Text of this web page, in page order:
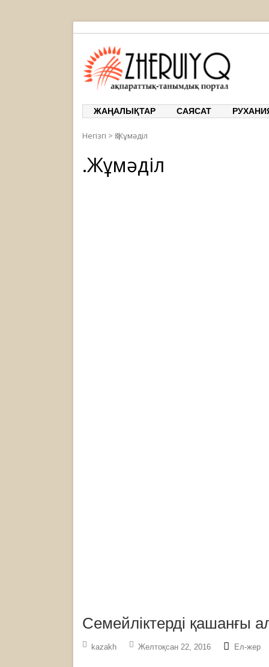
ЖАҢАЛЫҚТАР САЯСАТ
Негізгі > Қ.Жұмәділ
Қ.Жұмәділ
Семейліктерді қашанғы
kazakh Желтоқсан 22, 2016 Ел-жер